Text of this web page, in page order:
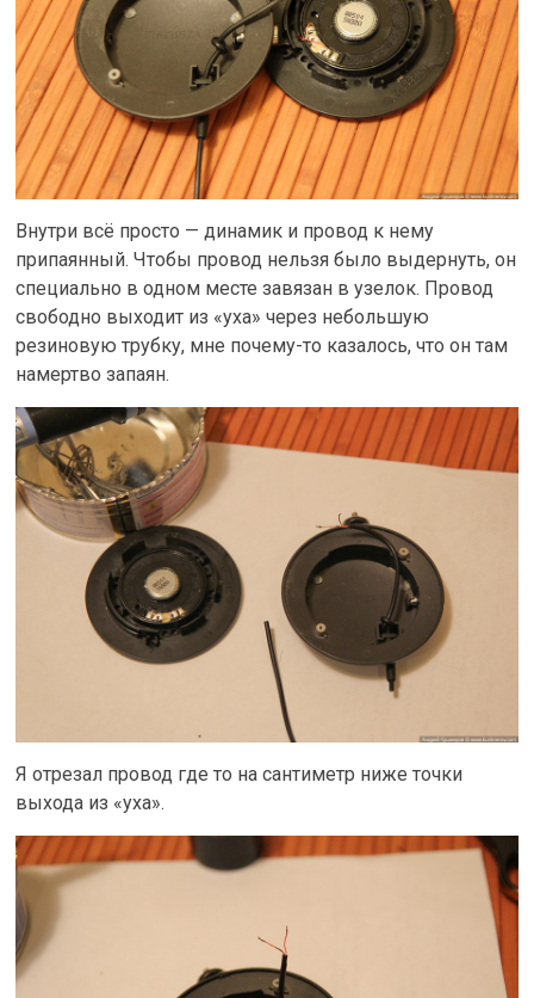
Внутри всё просто — динамик и провод к нему
припаянный. Чтобы провод нельзя было выдернуть, он
специально в одном месте завязан в узелок. Провод
свободно выходит из «уха» через небольшую
резиновую трубку, мне почему-то казалось, что он там
намертво запаян.
Я отрезал провод где то на сантиметр ниже точки
выхода из «уха».